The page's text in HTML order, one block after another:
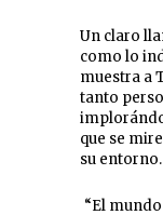
Un claro
como lo
muestra a
tanto
que se
su entorno.
“El mundo